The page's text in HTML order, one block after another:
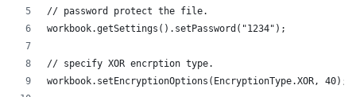
// password protect the file.
workbook.getSettings().setPassword("1234");
// specify XOR encrption type.
workbook.setEncryptionOptions(EncryptionType.XOR, 40);